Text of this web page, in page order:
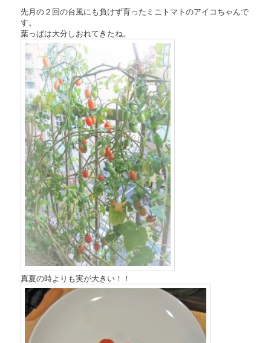
先月の２回の台風にも負けず育ったミニトマトのアイコちゃんで
す。
葉っぱは大分しおれてきたね。
真夏の時よりも実が大きい！！